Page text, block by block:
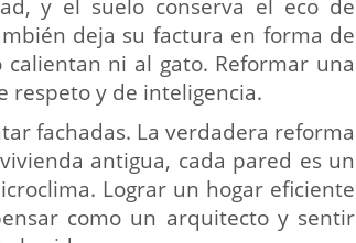
y el suelo conserva el eco de
deja su factura en forma de
ni al gato. Reformar una
respeto y de inteligencia.
fachadas. La verdadera reforma
antigua, cada pared es un
Lograr un hogar eficiente
como un arquitecto y sentir